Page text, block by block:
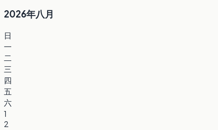
2026年八月
日
一
二
三
四
五
六
1
2